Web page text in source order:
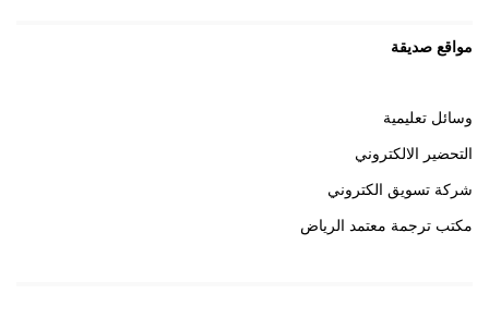
مواقع صديقة
وسائل تعليمية
التحضير الالكتروني
شركة تسويق الكتروني
مكتب ترجمة معتمد الرياض